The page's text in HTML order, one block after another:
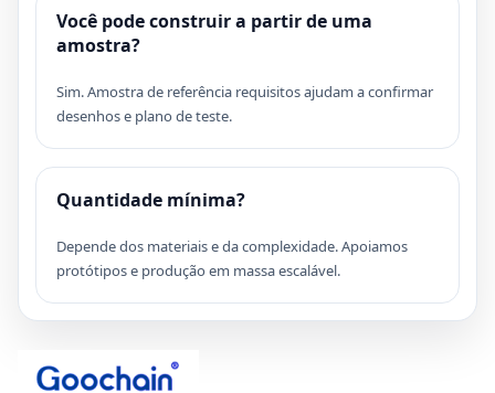
Você pode construir a partir de uma
amostra?
Sim. Amostra de referência requisitos ajudam a confirmar
desenhos e plano de teste.
Quantidade mínima?
Depende dos materiais e da complexidade. Apoiamos
protótipos e produção em massa escalável.